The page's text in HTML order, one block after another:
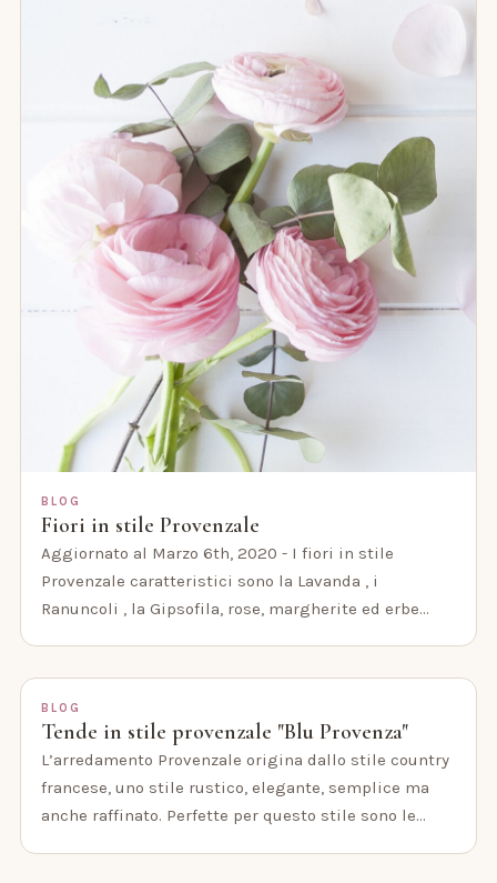
BLOG
Fiori in stile Provenzale
Aggiornato al Marzo 6th, 2020 - I fiori in stile
Provenzale caratteristici sono la Lavanda , i
Ranuncoli , la Gipsofila, rose, margherite ed erbe…
BLOG
Tende in stile provenzale "Blu Provenza"
L’arredamento Provenzale origina dallo stile country
francese, uno stile rustico, elegante, semplice ma
anche raffinato. Perfette per questo stile sono le…